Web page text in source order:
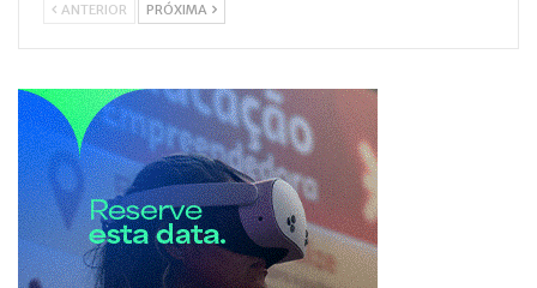
ANTERIOR PRÓXIMA